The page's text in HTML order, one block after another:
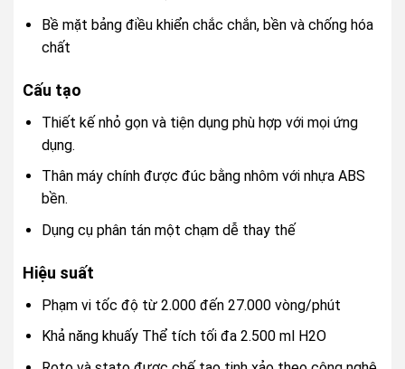
Bề mặt bảng điều khiển chắc chắn, bền và chống hóa
chất
Cấu tạo
Thiết kế nhỏ gọn và tiện dụng phù hợp với mọi ứng
dụng.
Thân máy chính được đúc bằng nhôm với nhựa ABS
bền.
Dụng cụ phân tán một chạm dễ thay thế
Hiệu suất
Phạm vi tốc độ từ 2.000 đến 27.000 vòng/phút
Khả năng khuấy Thể tích tối đa 2.500 ml H2O